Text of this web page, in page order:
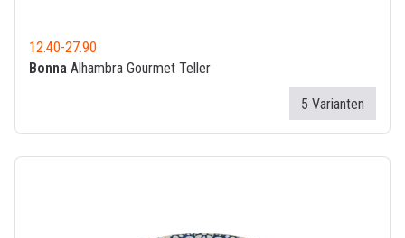
12.40-27.90
Bonna Alhambra Gourmet Teller
5 Varianten